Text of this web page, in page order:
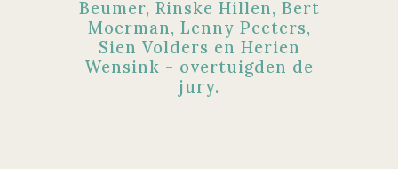
Beumer, Rinske Hillen, Bert
Moerman, Lenny Peeters,
Sien Volders en Herien
Wensink - overtuigden de
jury.